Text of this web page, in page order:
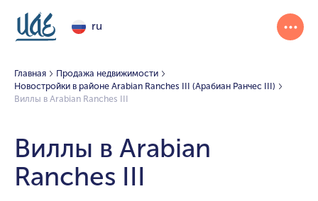
ru
Главная
Продажа недвижимости
Новостройки в районе Arabian Ranches III (Арабиан Ранчес III)
Виллы в Arabian Ranches III
Виллы в Arabian
Ranches III